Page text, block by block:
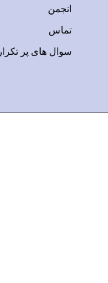
انجمن
تماس
سوال های پر تکرار